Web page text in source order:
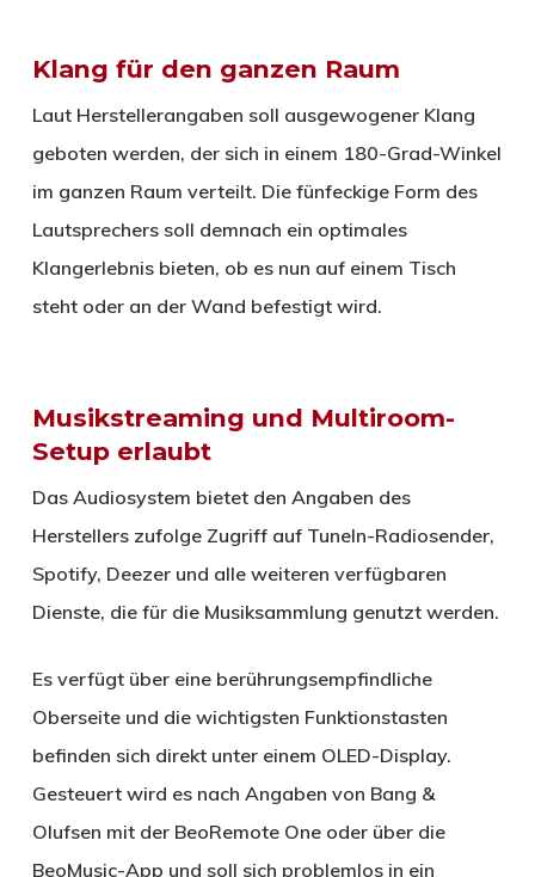
Klang für den ganzen Raum
Laut Herstellerangaben soll ausgewogener Klang
geboten werden, der sich in einem 180-Grad-Winkel
im ganzen Raum verteilt. Die fünfeckige Form des
Lautsprechers soll demnach ein optimales
Klangerlebnis bieten, ob es nun auf einem Tisch
steht oder an der Wand befestigt wird.
Musikstreaming und Multiroom-
Setup erlaubt
Das Audiosystem bietet den Angaben des
Herstellers zufolge Zugriff auf TuneIn-Radiosender,
Spotify, Deezer und alle weiteren verfügbaren
Dienste, die für die Musiksammlung genutzt werden.
Es verfügt über eine berührungsempfindliche
Oberseite und die wichtigsten Funktionstasten
befinden sich direkt unter einem OLED-Display.
Gesteuert wird es nach Angaben von Bang &
Olufsen mit der BeoRemote One oder über die
BeoMusic-App und soll sich problemlos in ein